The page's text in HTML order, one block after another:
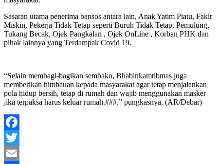
Sasaran utama penerima bansos antara lain, Anak Yatim Piatu, Fakir
Miskin, Pekerja Tidak Tetap seperti Buruh Tidak Tetap, Pemulung,
Tukang Becak, Ojek Pangkalan , Ojek OnLine , Korban PHK dan
pihak lainnya yang Terdampak Covid 19.
“Selain membagi-bagikan sembako, Bhabinkamtibmas juga
memberikan himbauan kepada masyarakat agar tetap menjalankan
pola hidup bersih, tetap di rumah dan wajib menggunakan masker
jika terpaksa harus keluar rumah.###,” pungkasnya. (AR/Debar)
Facebook
Twitter